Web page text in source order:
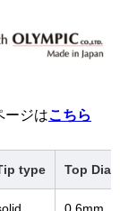
ージはこちら
type Top Dia
0.6mm